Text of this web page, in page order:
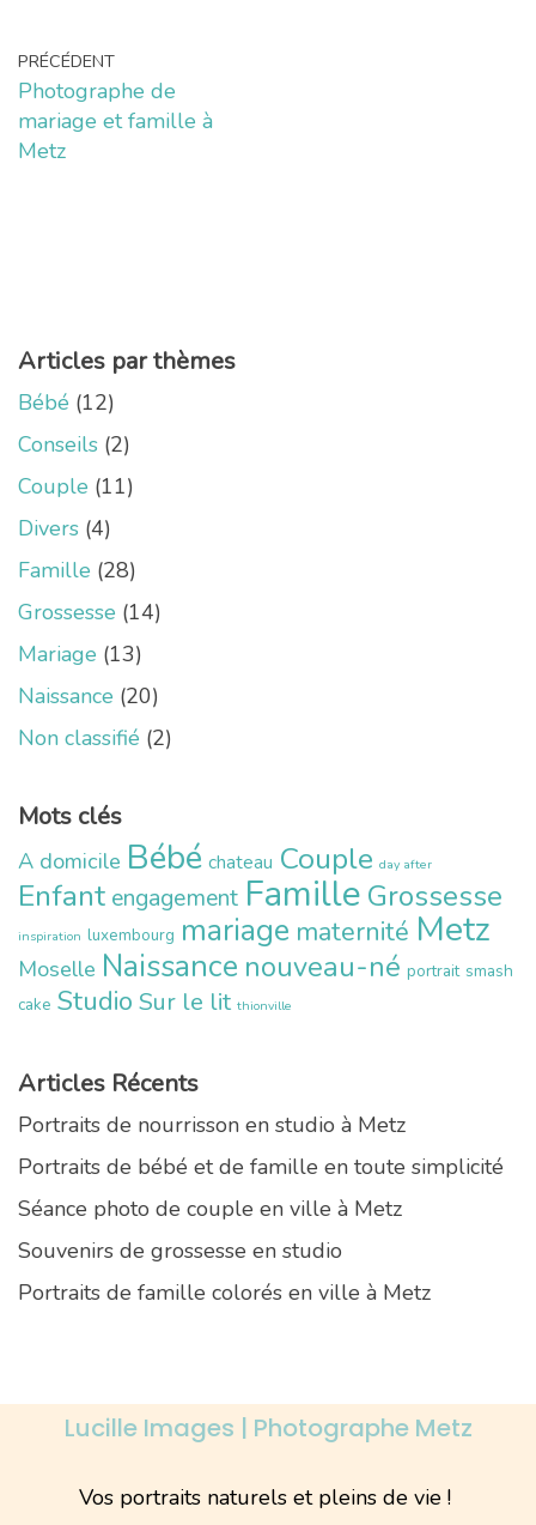
PRÉCÉDENT
Photographe de
mariage et famille à
Metz
Articles par thèmes
Bébé (12)
Conseils (2)
Couple (11)
Divers (4)
Famille (28)
Grossesse (14)
Mariage (13)
Naissance (20)
Non classifié (2)
Mots clés
A domicile Bébé chateau Couple day after
Enfant engagement Famille Grossesse
inspiration luxembourg mariage maternité Metz
Moselle Naissance nouveau-né portrait smash
cake Studio Sur le lit thionville
Articles Récents
Portraits de nourrisson en studio à Metz
Portraits de bébé et de famille en toute simplicité
Séance photo de couple en ville à Metz
Souvenirs de grossesse en studio
Portraits de famille colorés en ville à Metz
Lucille Images | Photographe Metz
Vos portraits naturels et pleins de vie !